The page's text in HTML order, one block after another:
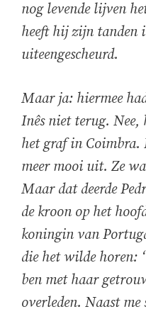
nog levende lijven
heeft hij zijn tanden
uiteengescheurd.
Maar ja: hiermee
Inês niet terug.
het graf in
meer mooi uit. Ze
Maar dat deerde
de kroon op het
koningin van
die het wilde horen:
ben met haar
overleden. Naast